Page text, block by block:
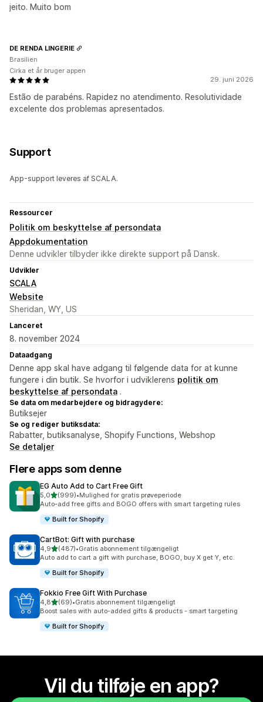
jeito. Muito bom
29. juni 2026
Estão de parabéns. Rapidez no atendimento. Resolutividade
excelente dos problemas apresentados.
DE RENDA LINGERIE
Brasilien
Cirka et år bruger appen
Support
App-support leveres af SCALA.
Ressourcer
Politik om beskyttelse af persondata
Appdokumentation
Denne udvikler tilbyder ikke direkte support på Dansk.
Udvikler
SCALA
Website
Sheridan, WY, US
Lanceret
8. november 2024
Dataadgang
Denne app skal have adgang til følgende data for at kunne
fungere i din butik. Se hvorfor i udviklerens politik om
beskyttelse af persondata .
Se data om medarbejdere og bidragydere:
Butiksejer
Se og rediger butiksdata:
Rabatter, butiksanalyse, Shopify Functions, Webshop
Se detaljer
Flere apps som denne
EG Auto Add to Cart Free Gift
5,0ud af 5 stjerner
(999)
999 anmeldelser i alt
•Mulighed for gratis prøveperiode
Auto-add free gifts and BOGO offers with smart targeting rules
Built for Shopify
CartBot: Gift with purchase
4,9ud af 5 stjerner
(487)
487 anmeldelser i alt
•Gratis abonnement tilgængeligt
Auto add to cart a gift with purchase, BOGO, buy X get Y, etc.
Built for Shopify
Fokkio Free Gift With Purchase
4,8ud af 5 stjerner
(69)
69 anmeldelser i alt
•Gratis abonnement tilgængeligt
Boost sales with auto-added gifts & products - smart targeting
Built for Shopify
Vil du tilføje en app?